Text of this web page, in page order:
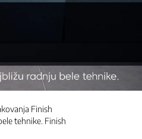
Finish
tehnike. Finish